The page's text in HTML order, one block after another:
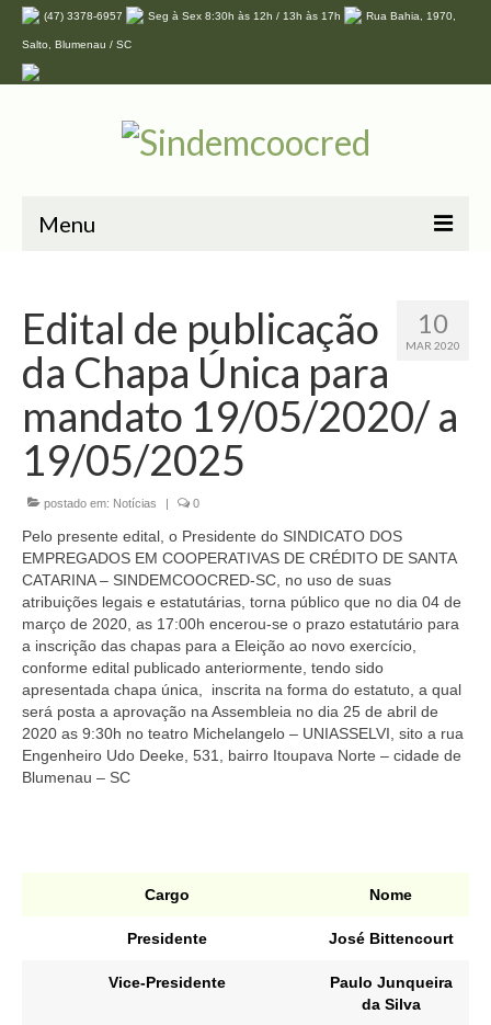
(47) 3378-6957 Seg à Sex 8:30h às 12h / 13h às 17h Rua Bahia, 1970,
Salto, Blumenau / SC
Menu
O Sindicato
Associe-se
Convenções
Convênios
Homologação
Índices
Notícias
Contato
Baixar APP
10
MAR 2020
Edital de publicação
da Chapa Única para
mandato 19/05/2020/ a
19/05/2025
postado em: Notícias | 0
Pelo presente edital, o Presidente do SINDICATO DOS
EMPREGADOS EM COOPERATIVAS DE CRÉDITO DE SANTA
CATARINA – SINDEMCOOCRED-SC, no uso de suas
atribuições legais e estatutárias, torna público que no dia 04 de
março de 2020, as 17:00h encerou-se o prazo estatutário para
a inscrição das chapas para a Eleição ao novo exercício,
conforme edital publicado anteriormente, tendo sido
apresentada chapa única, inscrita na forma do estatuto, a qual
será posta a aprovação na Assembleia no dia 25 de abril de
2020 as 9:30h no teatro Michelangelo – UNIASSELVI, sito a rua
Engenheiro Udo Deeke, 531, bairro Itoupava Norte – cidade de
Blumenau – SC
Cargo Nome
Presidente José Bittencourt
Vice-Presidente
Paulo Junqueira
da Silva